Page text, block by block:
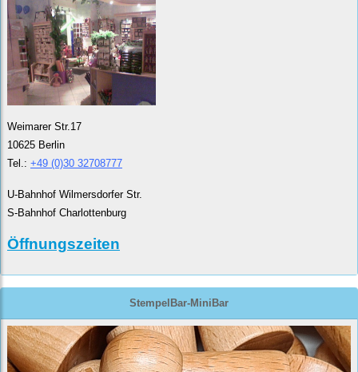
Weimarer Str.17
10625 Berlin
Tel.: +49 (0)30 32708777
U-Bahnhof Wilmersdorfer Str.
S-Bahnhof Charlottenburg
Öffnungszeiten
StempelBar-MiniBar